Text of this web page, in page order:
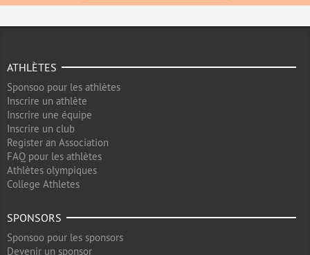
ATHLÈTES
Sponsoo pour les athlètes
Inscrire un athlète
Inscrire une équipe
Inscrire un club
Register an Association
FAQ pour les athlètes
Athlètes olympiques
College Athletes
SPONSORS
Sponsoo pour les sponsors
Devenir un sponsor